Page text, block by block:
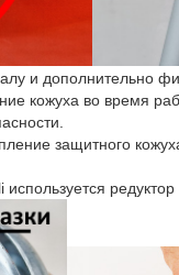
и дополнительно
кожуха во время
защитного
используется